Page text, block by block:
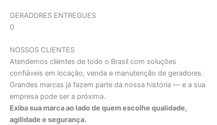
GERADORES ENTREGUES
0
NOSSOS CLIENTES
Atendemos clientes de todo o Brasil com soluções
confiáveis em locação, venda e manutenção de geradores.
Grandes marcas já fazem parte da nossa história — e a sua
empresa pode ser a próxima.
Exiba sua marca ao lado de quem escolhe qualidade,
agilidade e segurança.